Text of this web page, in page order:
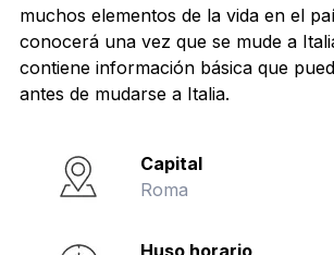
muchos elementos de la vida en el
conocerá una vez que se mude a
contiene información básica que
antes de mudarse a Italia.
Capital
Roma
Huso horario